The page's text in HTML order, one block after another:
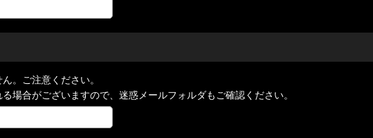
。ご注意ください。
場合がございますので、迷惑メールフォルダもご確認ください。